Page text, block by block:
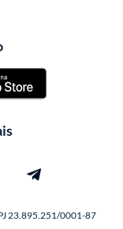
23.895.251/0001-87